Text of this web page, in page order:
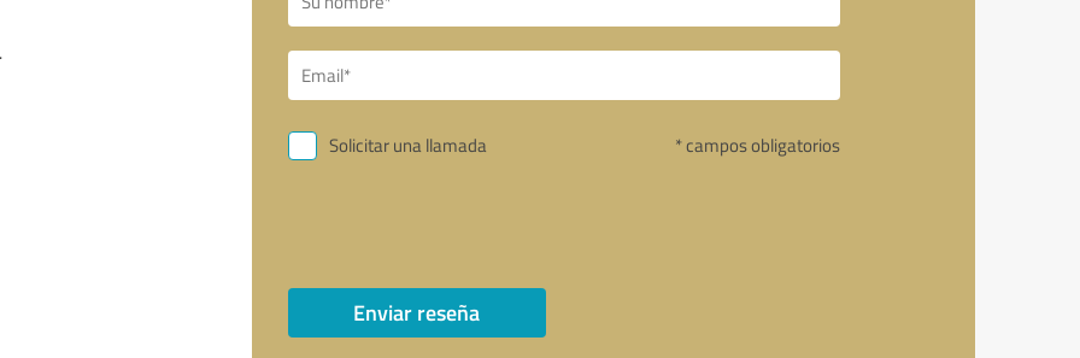
Solicitar una llamada * campos obligatorios
Enviar reseña